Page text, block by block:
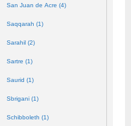
San Juan de Acre (4)
Saqqarah (1)
Sarahil (2)
Sartre (1)
Saurid (1)
Sbrigani (1)
Schibboleth (1)